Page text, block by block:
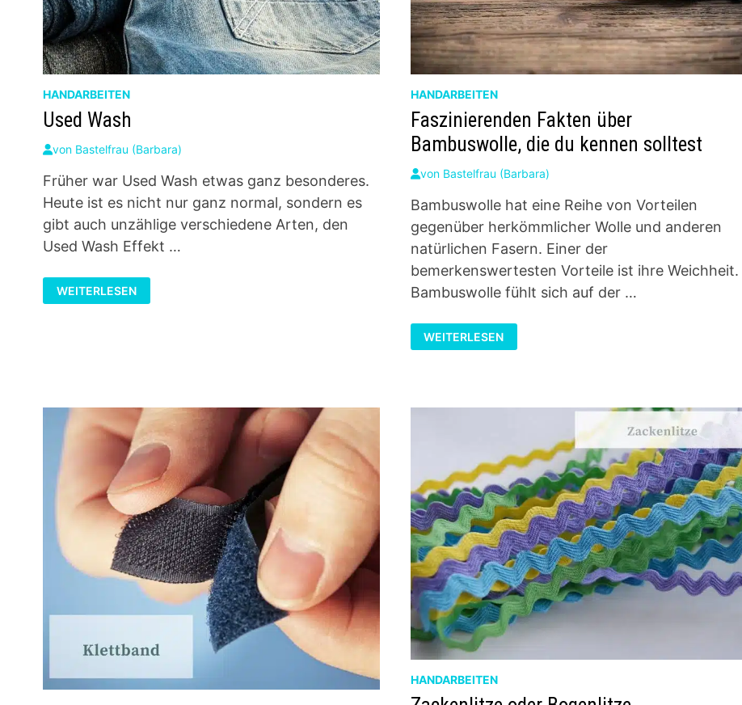
HANDARBEITEN
Used Wash
von Bastelfrau (Barbara)
Früher war Used Wash etwas ganz besonderes.
Heute ist es nicht nur ganz normal, sondern es
gibt auch unzählige verschiedene Arten, den
Used Wash Effekt …
USED
WASH
WEITERLESEN
HANDARBEITEN
Faszinierenden Fakten über
Bambuswolle, die du kennen solltest
von Bastelfrau (Barbara)
Bambuswolle hat eine Reihe von Vorteilen
gegenüber herkömmlicher Wolle und anderen
natürlichen Fasern. Einer der
bemerkenswertesten Vorteile ist ihre Weichheit.
Bambuswolle fühlt sich auf der …
FASZINIERENDEN
FAKTEN
ÜBER
SOLLTEST
WEITERLESEN
HANDARBEITEN